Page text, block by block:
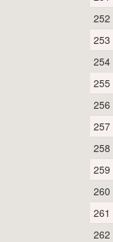
252
253
254
255
256
257
258
259
260
261
262